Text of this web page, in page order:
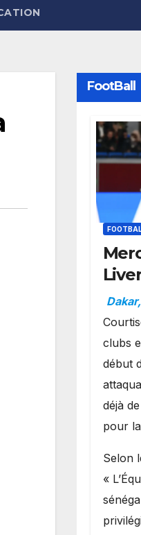
FootBall
clubs
début
déjà
pour
Selon
«